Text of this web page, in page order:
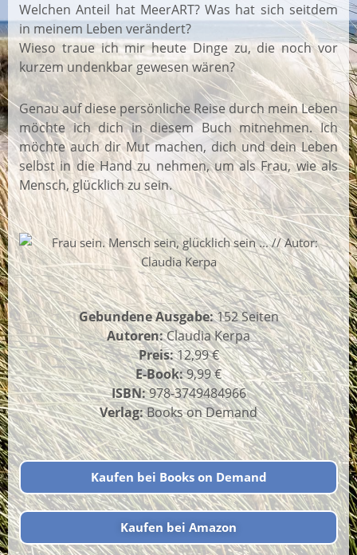
Welchen Anteil hat MeerART? Was hat sich seitdem
in meinem Leben verändert?
Wieso traue ich mir heute Dinge zu, die noch vor
kurzem undenkbar gewesen wären?
Genau auf diese persönliche Reise durch mein Leben
möchte ich dich in diesem Buch mitnehmen. Ich
möchte auch dir Mut machen, dich und dein Leben
selbst in die Hand zu nehmen, um als Frau, wie als
Mensch, glücklich zu sein.
Gebundene Ausgabe:152 Seiten
Autoren:Claudia Kerpa
Preis:12,99 €
E-Book:9,99 €
ISBN:978-3749484966
Verlag:Books on Demand
Kaufen bei Books on Demand
Kaufen bei Amazon